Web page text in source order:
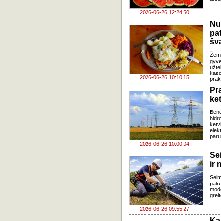
2026-06-26 12:24:50
2026-06-26 10:10:15
2026-06-26 10:00:04
2026-06-26 09:55:27
ir